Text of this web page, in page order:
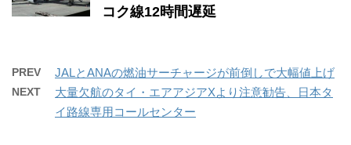
コク線12時間遅延
PREV JALとANAの燃油サーチャージが前倒しで大幅値上げ
NEXT
大量欠航のタイ・エアアジアXより注意勧告、日本タ
イ路線専用コールセンター